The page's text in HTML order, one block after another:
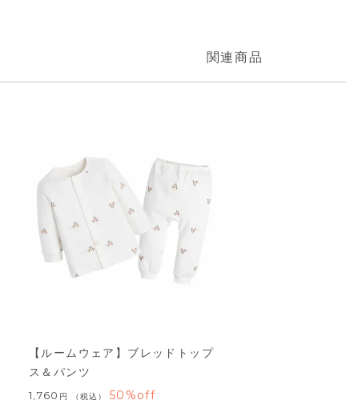
【ルームウェア】ブレッドトップ
ス＆パンツ
1,760 税込 50%off